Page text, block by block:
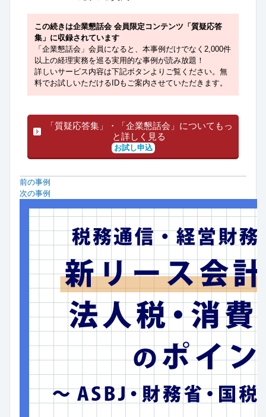
この続きは企業懇話会 会員限定コンテンツ「質疑応答
集」に収録されています
「企業懇話会」会員になると、本事例だけでなく2,000件
以上の経理実務を巡る実用的な事例が読み放題！
詳しいサービス内容は下記ボタンよりご覧ください。無
料でお試しいただけるIDもご案内させていただきます。
「質疑応答集」・「企業懇話会」についてもっ
と詳しく見る
お試し申込
前の事例
次の事例